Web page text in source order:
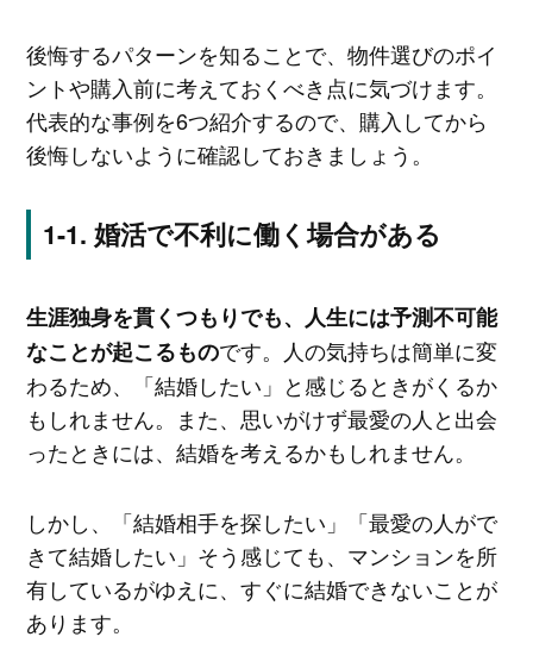
後悔するパターンを知ることで、物件選びのポイ
ントや購入前に考えておくべき点に気づけます。
代表的な事例を6つ紹介するので、購入してから
後悔しないように確認しておきましょう。
婚活で不利に働く場合がある
生涯独身を貫くつもりでも、人生には予測不可能
なことが起こるものです。人の気持ちは簡単に変
わるため、「結婚したい」と感じるときがくるか
もしれません。また、思いがけず最愛の人と出会
ったときには、結婚を考えるかもしれません。
しかし、「結婚相手を探したい」「最愛の人がで
きて結婚したい」そう感じても、マンションを所
有しているがゆえに、すぐに結婚できないことが
あります。